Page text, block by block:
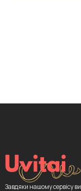
Завдяки нашому сервісу